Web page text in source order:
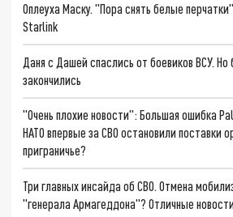
Оплеуха Маску. "Пора снять белые
Starlink
Даня с Дашей спаслись от боевиков ВСУ.
закончились
"Очень плохие новости": Большая ошибка
НАТО впервые за СВО остановили поставки
приграничье?
Три главных инсайда об СВО. Отмена
"генерала Армагеддона"? Отличные